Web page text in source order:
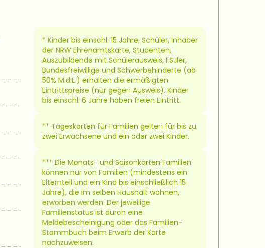
* Kinder bis einschl. 15 Jahre, Schüler, Inhaber
der NRW Ehrenamtskarte, Studenten,
Auszubildende mit Schülerausweis, FSJler,
Bundesfreiwillige und Schwerbehinderte (ab
50% M.d.E.) erhalten die ermäßigten
Eintrittspreise (nur gegen Ausweis). Kinder
bis einschl. 6 Jahre haben freien Eintritt.
** Tageskarten für Familien gelten für bis zu
zwei Erwachsene und ein oder zwei Kinder.
*** Die Monats- und Saisonkarten Familien
können nur von Familien (mindestens ein
Elternteil und ein Kind bis einschließlich 15
Jahre), die im selben Haushalt wohnen,
erworben werden. Der jeweilige
Familienstatus ist durch eine
Meldebescheinigung oder das Familien-
Stammbuch beim Erwerb der Karte
nachzuweisen.